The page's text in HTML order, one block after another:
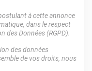
à cette annonce
dans le respect
des Données (RGPD).
des données
de vos droits, nous